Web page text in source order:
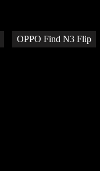
OPPO Find N3 Flip